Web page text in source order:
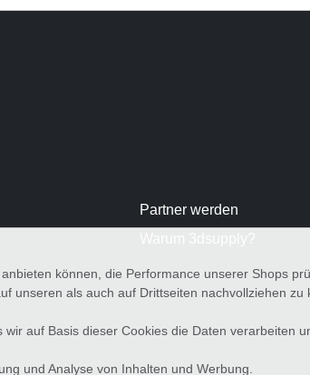
Partner werden
können, die Performance unserer Shops
unseren als auch auf Drittseiten nachvollziehen zu
auf Basis dieser Cookies die Daten verarbeiten
und Analyse von Inhalten und Werbung.